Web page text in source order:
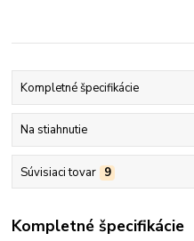
Kompletné špecifikácie
Na stiahnutie
Súvisiaci tovar 9
Kompletné špecifikácie